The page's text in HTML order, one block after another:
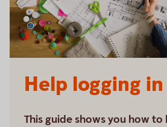
Help logging in
This guide shows you how